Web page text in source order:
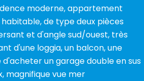
moderne, appartement
de type deux pièces
et d'angle sud/ouest, très
d'une loggia, un balcon, une
un garage double en sus
magnifique vue mer